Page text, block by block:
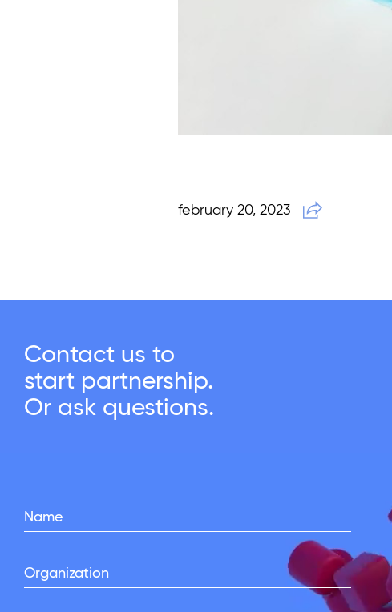
february 20, 2023
Contact us to
start partnership.
Or ask questions.
Name
Organization